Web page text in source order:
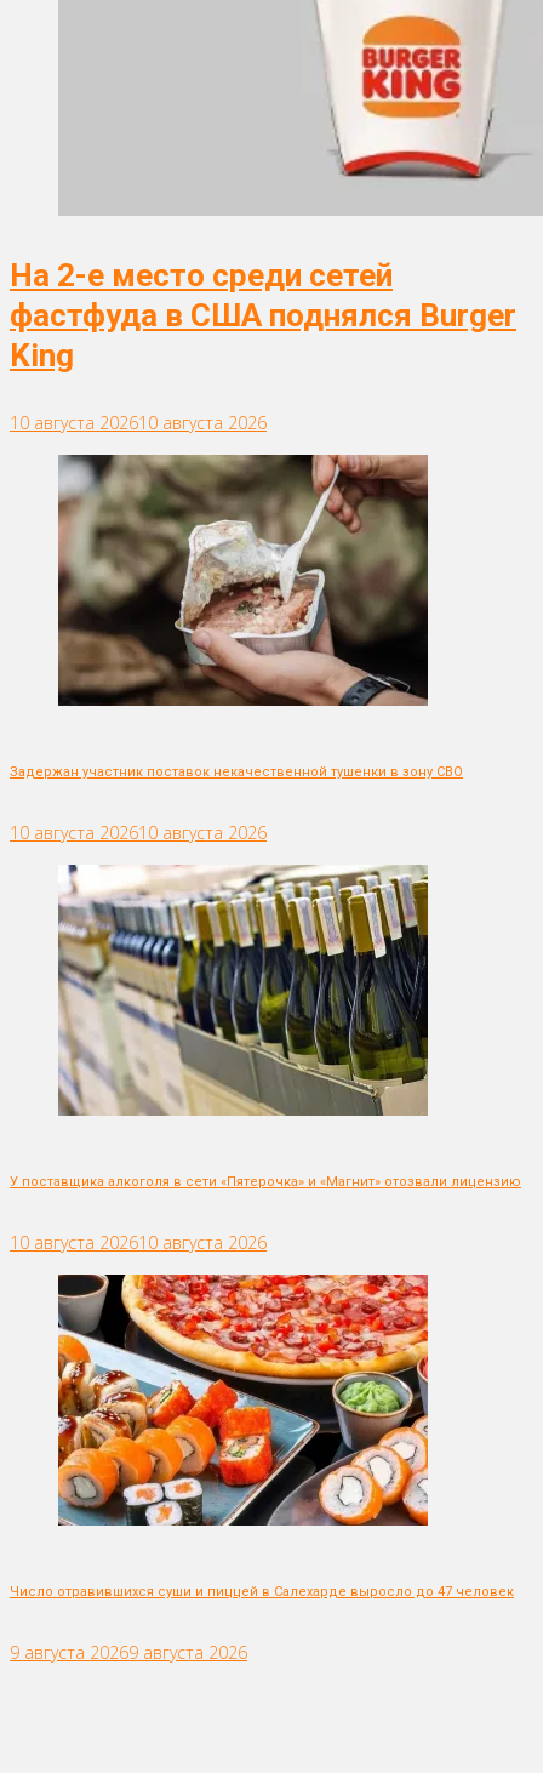
На 2-е место среди сетей
фастфуда в США поднялся Burger
King
10 августа 202610 августа 2026
Задержан участник поставок некачественной тушенки в зону СВО
10 августа 202610 августа 2026
У поставщика алкоголя в сети «Пятерочка» и «Магнит» отозвали лицензию
10 августа 202610 августа 2026
Число отравившихся суши и пиццей в Салехарде выросло до 47 человек
9 августа 20269 августа 2026